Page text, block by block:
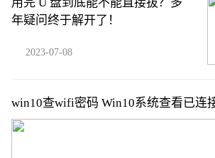
年疑问终于解开了！
2023-07-08
win10查wifi密码 Win10系统查看已连